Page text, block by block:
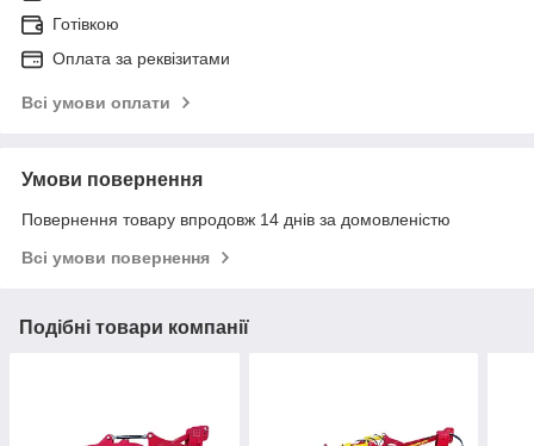
Готівкою
Оплата за реквізитами
Всі умови оплати
Умови повернення
Повернення товару впродовж 14 днів за домовленістю
Всі умови повернення
Подібні товари компанії